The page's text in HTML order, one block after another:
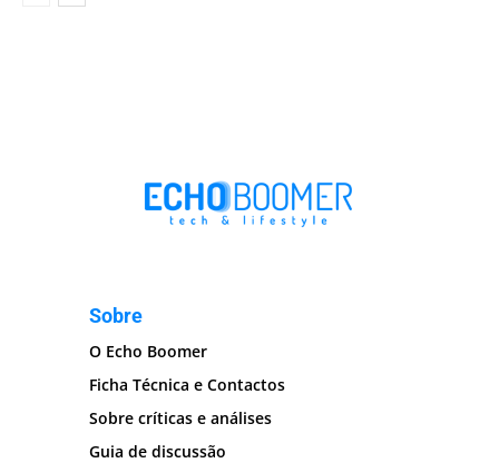
Sobre
O Echo Boomer
Ficha Técnica e Contactos
Sobre críticas e análises
Guia de discussão